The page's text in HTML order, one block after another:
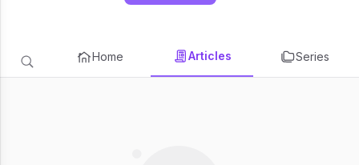
Home Articles Series